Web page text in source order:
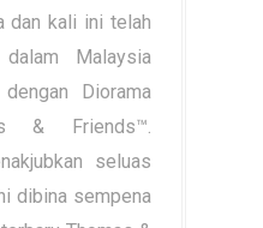
dan kali ini telah
Malaysia
Diorama
& Friends™.
seluas
dibina sempena